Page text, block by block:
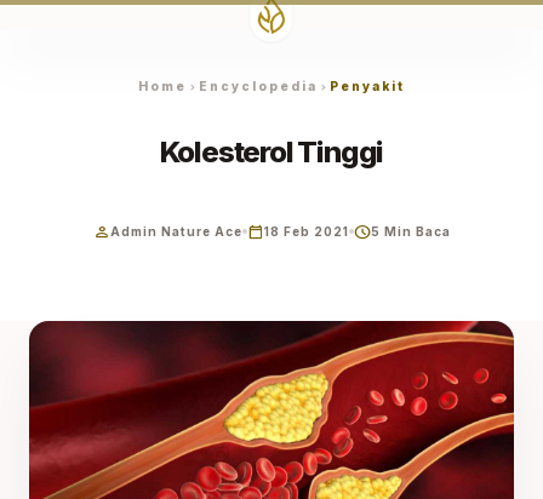
Home chevron_right Encyclopedia chevron_right Penyakit
Kolesterol Tinggi
person Admin Nature Ace calendar_today18 Feb 2021 schedule5 Min Baca